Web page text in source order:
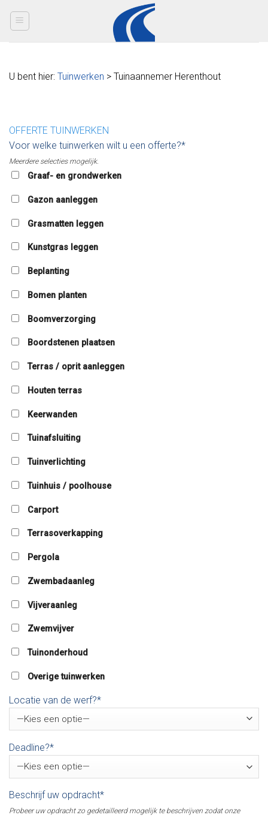
U bent hier: Tuinwerken > Tuinaannemer Herenthout
OFFERTE TUINWERKEN
Voor welke tuinwerken wilt u een offerte?*
Meerdere selecties mogelijk.
Graaf- en grondwerken
Gazon aanleggen
Grasmatten leggen
Kunstgras leggen
Beplanting
Bomen planten
Boomverzorging
Boordstenen plaatsen
Terras / oprit aanleggen
Houten terras
Keerwanden
Tuinafsluiting
Tuinverlichting
Tuinhuis / poolhouse
Carport
Terrasoverkapping
Pergola
Zwembadaanleg
Vijveraanleg
Zwemvijver
Tuinonderhoud
Overige tuinwerken
Locatie van de werf?*
Deadline?*
Beschrijf uw opdracht*
Probeer uw opdracht zo gedetailleerd mogelijk te beschrijven zodat onze